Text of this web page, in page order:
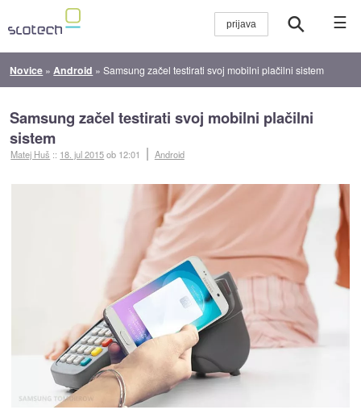
☰
Novice » Android »Samsung začel testirati svoj mobilni plačilni sistem
Samsung začel testirati svoj mobilni plačilni
sistem
Matej Huš :: 18. jul 2015ob 12:01 Android